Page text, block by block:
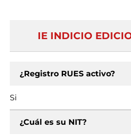
IE INDICIO
¿Registro RUES activo?
Si
¿Cuál es su NIT?